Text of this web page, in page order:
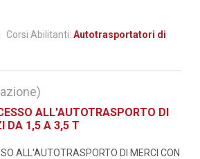
Corsi Abilitanti: Autotrasportatori di
ALL'AUTOTRASPORTO DI
DA 1,5 A 3,5 T
ALL'AUTOTRASPORTO DI MERCI CON